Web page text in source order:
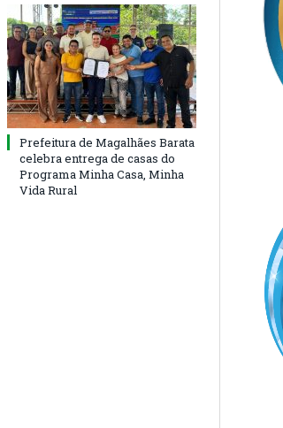
Prefeitura de Magalhães Barata
celebra entrega de casas do
Programa Minha Casa, Minha
Vida Rural